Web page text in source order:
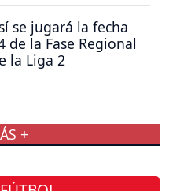
se jugará la fecha
de la Fase Regional
la Liga 2
+